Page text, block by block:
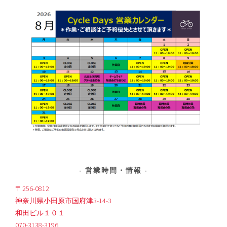
営業時間・情報
〒256-0812
神奈川県小田原市国府津3-14-3
和田ビル１０１
070-3138-3196